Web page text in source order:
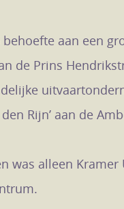
aan een
de Prins
Rijn’ aan de
was alleen Kramer